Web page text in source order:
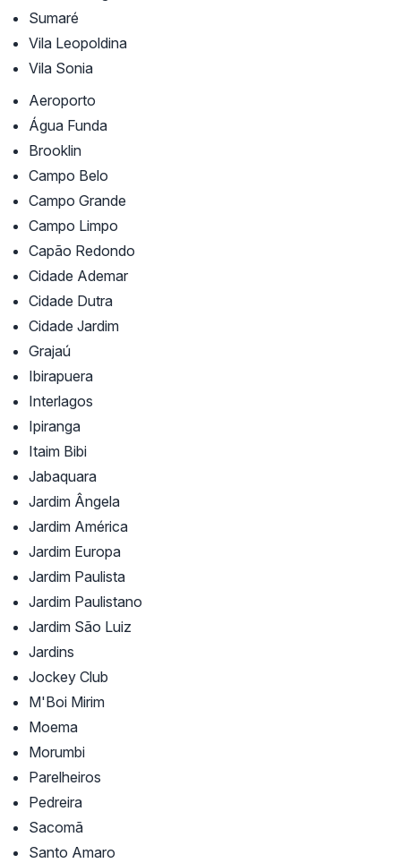
Sumaré
Vila Leopoldina
Vila Sonia
Aeroporto
Água Funda
Brooklin
Campo Belo
Campo Grande
Campo Limpo
Capão Redondo
Cidade Ademar
Cidade Dutra
Cidade Jardim
Grajaú
Ibirapuera
Interlagos
Ipiranga
Itaim Bibi
Jabaquara
Jardim Ângela
Jardim América
Jardim Europa
Jardim Paulista
Jardim Paulistano
Jardim São Luiz
Jardins
Jockey Club
M'Boi Mirim
Moema
Morumbi
Parelheiros
Pedreira
Sacomã
Santo Amaro